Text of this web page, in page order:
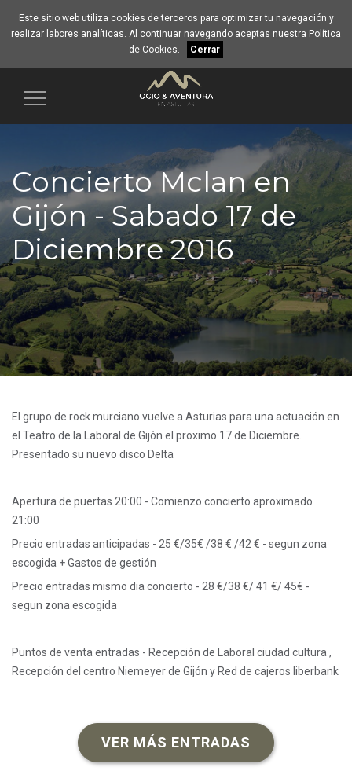
Navegación
Este sitio web utiliza cookies de terceros para optimizar tu navegación y
realizar labores analíticas. Al continuar navegando aceptas nuestra Política
de Cookies. Cerrar
Concierto Mclan en
Gijón - Sabado 17 de
Diciembre 2016
El grupo de rock murciano vuelve a Asturias para una actuación en
el Teatro de la Laboral de Gijón el proximo 17 de Diciembre.
Presentado su nuevo disco Delta
Apertura de puertas 20:00 - Comienzo concierto aproximado
21:00
Precio entradas anticipadas - 25 €/35€ /38 € /42 € - segun zona
escogida + Gastos de gestión
Precio entradas mismo dia concierto - 28 €/38 €/ 41 €/ 45€ -
segun zona escogida
Puntos de venta entradas - Recepción de Laboral ciudad cultura ,
Recepción del centro Niemeyer de Gijón y Red de cajeros liberbank
VER MÁS ENTRADAS